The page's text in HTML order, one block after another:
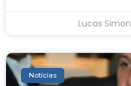
Lucas Simon
Notícias